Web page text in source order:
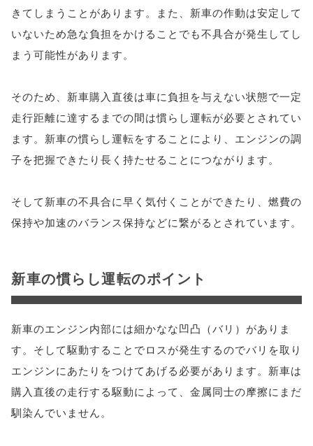
きてしまうことがあります。また、新車の作動は安定して
いないため急な負担をかけることでも不具合が発生してし
まう可能性があります。
そのため、新車購入直後は車に負担を与えない状態で一定
走行距離に達するまでの間は慣らし運転が必要とされてい
ます。新車の慣らし運転をすることにより、エンジンの調
子を把握できたり長く持たせることにつながります。
そして新車の不具合に早く気付くことができたり、燃費の
保持や加速のバランス保持などに繋がるとされています。
新車の慣らし運転のポイント
新車のエンジン内部には細かなな凹凸（バリ）がありま
す。そして駆動することでロスが発生するのでバリを取り
エンジンにあたりをつけてあげる必要があります。新車は
購入直後の走行する駆動によって、金属同士の摩擦にまだ
馴染んでいません。